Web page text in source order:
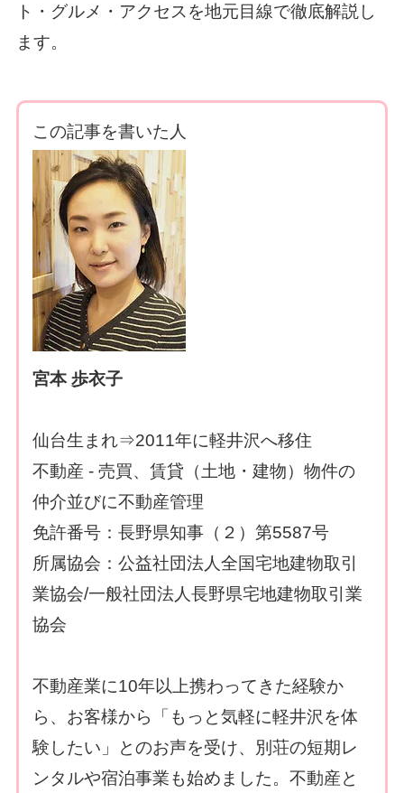
ト・グルメ・アクセスを地元目線で徹底解説し
ます。
この記事を書いた人
宮本 歩衣子
仙台生まれ⇒2011年に軽井沢へ移住
不動産 - 売買、賃貸（土地・建物）物件の
仲介並びに不動産管理
免許番号：長野県知事（２）第5587号
所属協会：公益社団法人全国宅地建物取引
業協会/一般社団法人長野県宅地建物取引業
協会
不動産業に10年以上携わってきた経験か
ら、お客様から「もっと気軽に軽井沢を体
験したい」とのお声を受け、別荘の短期レ
ンタルや宿泊事業も始めました。不動産と